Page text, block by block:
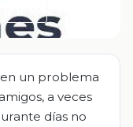
un problema
a veces
días no